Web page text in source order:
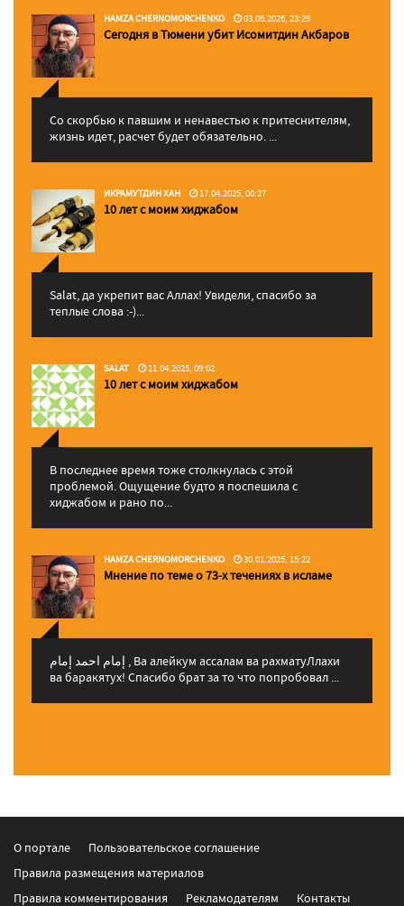
HAMZA CHERNOMORCHENKO 03.06.2026, 23:29
Сегодня в Тюмени убит Исомитдин Акбаров
Со скорбью к павшим и ненавестью к притеснителям,
жизнь идет, расчет будет обязательно. ...
ИКРАМУТДИН ХАН 17.04.2025, 00:27
10 лет с моим хиджабом
Salat, да укрепит вас Аллаx! Увидели, спасибо за
теплые слова :-)...
SALAT 11.04.2025, 09:02
10 лет с моим хиджабом
В последнее время тоже столкнулась с этой
проблемой. Ощущение будто я поспешила с
хиджабом и рано по...
HAMZA CHERNOMORCHENKO 30.01.2025, 15:22
Мнение по теме о 73-х течениях в исламе
إمام احمد إمام , Ва алейкум ассалам ва рахматуЛлахи
ва баракятух! Спасибо брат за то что попробовал ...
О портале
Пользовательское соглашение
Правила размещения материалов
Правила комментирования
Рекламодателям Контакты